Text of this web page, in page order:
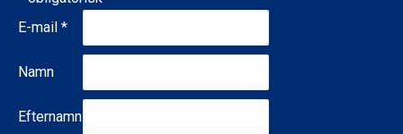
E-mail *
Namn
Efternamn